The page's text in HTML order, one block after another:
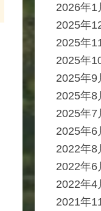
2026年1
2025年
2025年
2025年
2025年9
2025年8
2025年7
2025年6
2022年8
2022年6
2022年4
2021年